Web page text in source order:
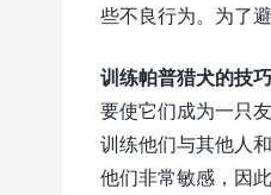
些不良行为。为了
训练帕普猎犬的技巧
要使它们成为一只
训练他们与其他人
他们非常敏感，因